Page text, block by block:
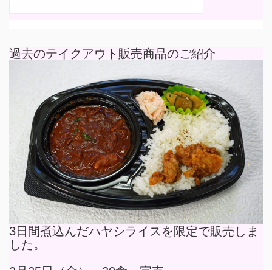
過去のテイクアウト販売商品のご紹介
3日間煮込んだハヤシライスを限定で販売しま
した。